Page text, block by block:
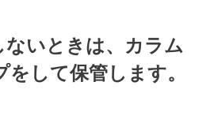
ないときは、カラム
して保管します。